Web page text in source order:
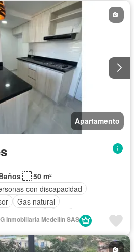
Apartamento
50 m²
con discapacidad
Gas natural
Inmobiliaria Medellín SAS